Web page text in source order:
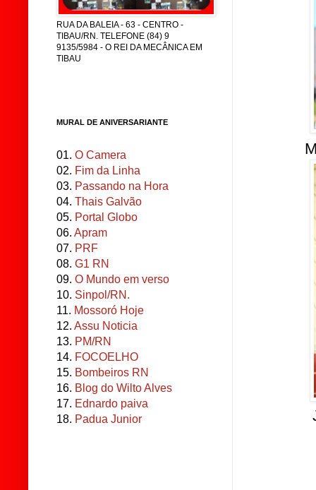
RUA DA BALEIA - 63 - CENTRO -
TIBAU/RN. TELEFONE (84) 9
9135/5984 - O REI DA MECÂNICA EM
TIBAU
MURAL DE ANIVERSARIANTE
01. O Camera
02. Fim da Linha
03. Passando na Hora
04. Thais Galvão
05. Portal Globo
06. Apram
07. PRF
08. G1 RN
09. O Mundo em verso
10. Sinpol/RN.
11. Mossoró Hoje
12. Assu Noticia
13. PM/RN
14. FOCOELHO
15. Bombeiros RN
16. Blog do Wilto Alves
17. Ednardo paiva
18. Padua Junior